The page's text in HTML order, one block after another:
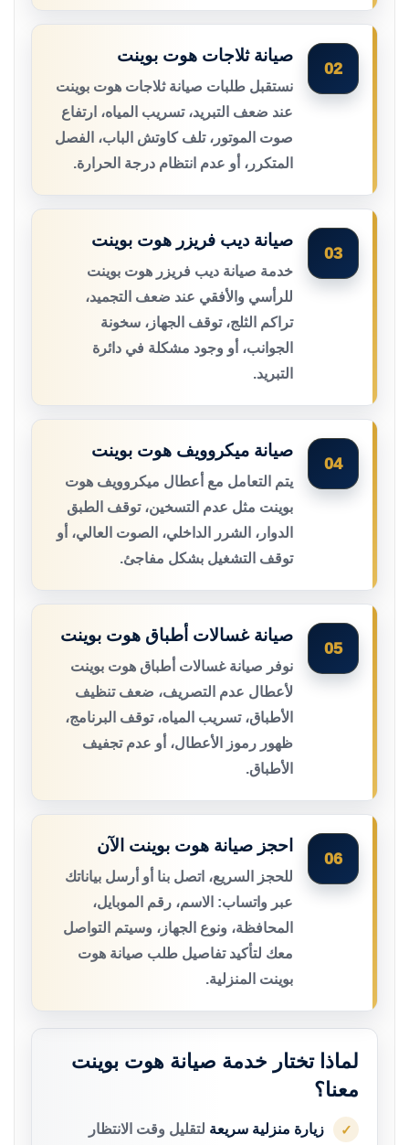
02
صيانة ثلاجات هوت بوينت
نستقبل طلبات صيانة ثلاجات هوت بوينت
عند ضعف التبريد، تسريب المياه، ارتفاع
صوت الموتور، تلف كاوتش الباب، الفصل
المتكرر، أو عدم انتظام درجة الحرارة.
03
صيانة ديب فريزر هوت بوينت
خدمة صيانة ديب فريزر هوت بوينت
للرأسي والأفقي عند ضعف التجميد،
تراكم الثلج، توقف الجهاز، سخونة
الجوانب، أو وجود مشكلة في دائرة
التبريد.
04
صيانة ميكروويف هوت بوينت
يتم التعامل مع أعطال ميكروويف هوت
بوينت مثل عدم التسخين، توقف الطبق
الدوار، الشرر الداخلي، الصوت العالي، أو
توقف التشغيل بشكل مفاجئ.
05
صيانة غسالات أطباق هوت بوينت
نوفر صيانة غسالات أطباق هوت بوينت
لأعطال عدم التصريف، ضعف تنظيف
الأطباق، تسريب المياه، توقف البرنامج،
ظهور رموز الأعطال، أو عدم تجفيف
الأطباق.
06
احجز صيانة هوت بوينت الآن
للحجز السريع، اتصل بنا أو أرسل بياناتك
عبر واتساب: الاسم، رقم الموبايل،
المحافظة، ونوع الجهاز، وسيتم التواصل
معك لتأكيد تفاصيل طلب صيانة هوت
بوينت المنزلية.
لماذا تختار خدمة صيانة هوت بوينت
معنا؟
✓ زيارة منزلية سريعة لتقليل وقت الانتظار